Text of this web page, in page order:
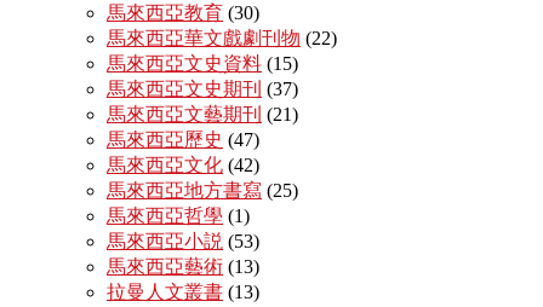
馬來西亞教育 (30)
馬來西亞華文戲劇刊物 (22)
馬來西亞文史資料 (15)
馬來西亞文史期刊 (37)
馬來西亞文藝期刊 (21)
馬來西亞歷史 (47)
馬來西亞文化 (42)
馬來西亞地方書寫 (25)
馬來西亞哲學 (1)
馬來西亞小説 (53)
馬來西亞藝術 (13)
拉曼人文叢書 (13)